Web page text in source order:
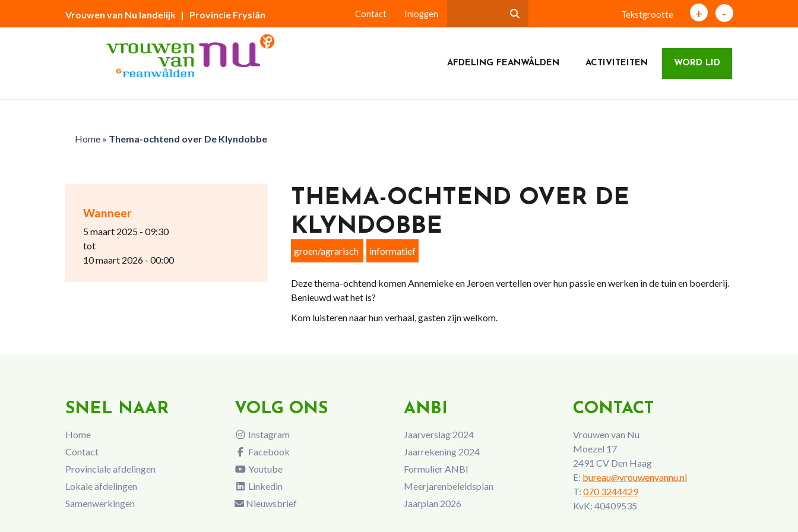
Vrouwen van Nu landelijk | Provincie Fryslân Contact Inloggen Tekstgrootte + -
AFDELING FEANWÂLDEN ACTIVITEITEN WORD LID
Home» Thema-ochtend over De Klyndobbe
Wanneer
5 maart 2025 - 09:30
tot
10 maart 2026 - 00:00
THEMA-OCHTEND OVER DE
KLYNDOBBE
groen/agrarisch informatief
Deze thema-ochtend komen Annemieke en Jeroen vertellen over hun passie en werken in de tuin en boerderij.
Benieuwd wat het is?
Kom luisteren naar hun verhaal, gasten zijn welkom.
SNEL NAAR
Home
Contact
Provinciale afdelingen
Lokale afdelingen
Samenwerkingen
VOLG ONS
Instagram
Facebook
Youtube
Linkedin
Nieuwsbrief
ANBI
Jaarverslag 2024
Jaarrekening 2024
Formulier ANBI
Meerjarenbeleidsplan
Jaarplan 2026
CONTACT
Vrouwen van Nu
Moezel 17
2491 CV Den Haag
E: bureau@vrouwenvannu.nl
T: 070 3244429
KvK: 40409535